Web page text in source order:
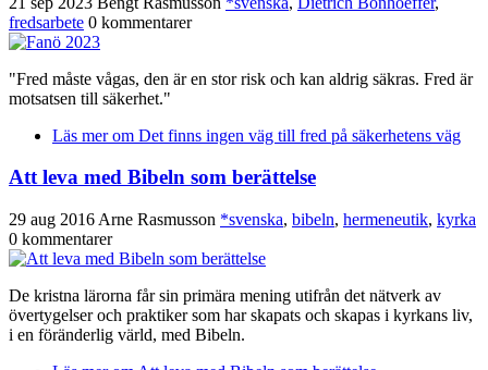
fredsarbete 0 kommentarer
"Fred måste vågas, den är en stor risk och kan aldrig säkras. Fred är
motsatsen till säkerhet."
Läs merom Det finns ingen väg till fred på säkerhetens väg
Att leva med Bibeln som berättelse
29 aug 2016 Arne Rasmusson *svenska, bibeln, hermeneutik, kyrka
0 kommentarer
De kristna lärorna får sin primära mening utifrån det nätverk av
övertygelser och praktiker som har skapats och skapas i kyrkans liv,
i en föränderlig värld, med Bibeln.